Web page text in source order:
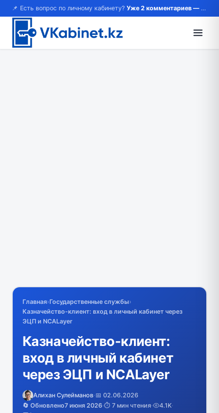
📌 Есть вопрос по личному кабинету? Уже 2 комментариев — возможно, ответ там!
Главная›Государственные службы›
Казначейство-клиент: вход в личный кабинет через
ЭЦП и NCALayer
Казначейство-клиент:
вход в личный кабинет
через ЭЦП и NCALayer
Алихан Сулейманов·📅 02.06.2026
🔄 Обновлено7 июня 2026·⏱️ 7 мин чтения· 4.1K·